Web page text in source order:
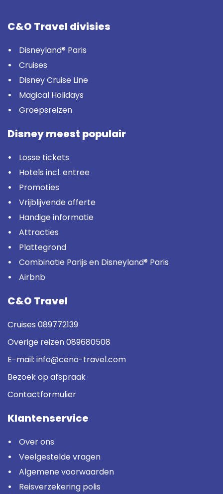
C&O Travel divisies
Disneyland® Paris
Cruises
Disney Cruise Line
Magical Holidays
Groepsreizen
Disney meest populair
Losse tickets
Hotels incl. entree
Promoties
Vrijblijvende offerte
Handige informatie
Attracties
Plattegrond
Combinatie Parijs en Disneyland® Paris
Airbnb
C&O Travel
Cruises 089772139
Overige reizen089680508
E-mail: info@ceno-travel.com
Bezoek op afspraak
Contactformulier
Klantenservice
Over ons
Veelgestelde vragen
Algemene voorwaarden
Reisverzekering polis